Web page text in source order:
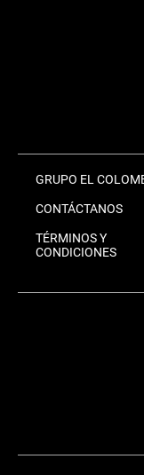
GRUPO EL
CONTÁCTANOS
TÉRMINOS Y
CONDICIONES